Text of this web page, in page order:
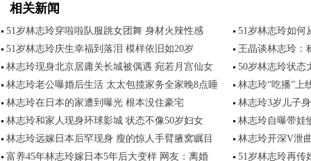
相关新闻
51岁林志玲穿啦啦队服跳女团舞 身材火辣性感
51岁林志玲如何
51岁林志玲庆生幸福到落泪 模样依旧如20岁
王晶谈林志玲：
林志玲现身北京居庸关长城被偶遇 宛若月宫仙女
50岁林志玲状态
林志玲老公曝婚后生活 太太包揽家务全家晚8点睡
林志玲“吃播”上
林志玲在日本的家遭到曝光 根本没住豪宅
林志玲3岁儿子
林志玲和家人现身环球影城 状态不像50岁妇女
林志玲自曝带娃
林志玲远嫁日本后罕现身 瘦的惊人手臂腋窝瞩目
林志玲开深V泄
富养45年林志玲嫁日本5年后大变样 网友：离婚
51岁林志玲再传